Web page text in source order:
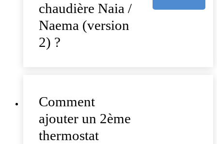
chaudière Naia /
Naema (version
2) ?
Comment
ajouter un 2ème
thermostat